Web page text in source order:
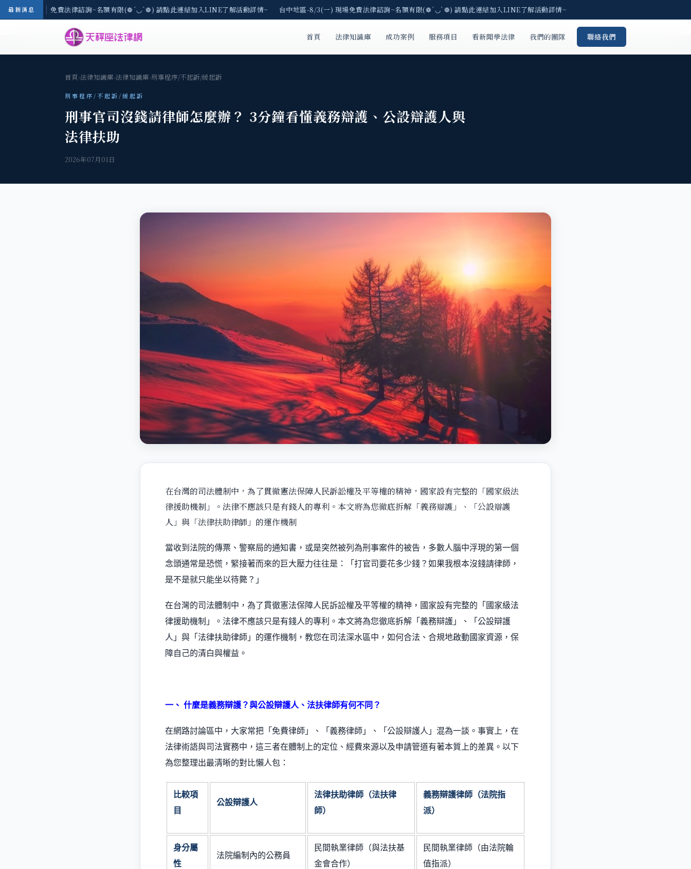
最新消息
3(一) 現場免費法律諮詢~名額有限(❁´◡`❁) 請點此連結加入LINE了解活動詳情~ 台中地區-8/3(一) 現場免費法律諮詢~名額有限(❁´◡`❁) 請點此連結加入LINE了解活動詳情~
首頁 法律知識庫 成功案例 服務項目 看新聞學法律 我們的團隊 聯絡我們
首頁›法律知識庫›法律知識庫›刑事程序/不起訴/緩起訴
刑事程序/不起訴/緩起訴
刑事官司沒錢請律師怎麼辦？ 3分鐘看懂義務辯護、公設辯護人與
法律扶助
2026年07月01日
在台灣的司法體制中，為了貫徹憲法保障人民訴訟權及平等權的精神，國家設有完整的「國家級法
律援助機制」。法律不應該只是有錢人的專利。本文將為您徹底拆解「義務辯護」、「公設辯護
人」與「法律扶助律師」的運作機制
當收到法院的傳票、警察局的通知書，或是突然被列為刑事案件的被告，多數人腦中浮現的第一個
念頭通常是恐慌，緊接著而來的巨大壓力往往是：「打官司要花多少錢？如果我根本沒錢請律師，
是不是就只能坐以待斃？」
在台灣的司法體制中，為了貫徹憲法保障人民訴訟權及平等權的精神，國家設有完整的「國家級法
律援助機制」。法律不應該只是有錢人的專利。本文將為您徹底拆解「義務辯護」、「公設辯護
人」與「法律扶助律師」的運作機制，教您在司法深水區中，如何合法、合規地啟動國家資源，保
障自己的清白與權益。
一、 什麼是義務辯護？與公設辯護人、法扶律師有何不同？
在網路討論區中，大家常把「免費律師」、「義務律師」、「公設辯護人」混為一談。事實上，在
法律術語與司法實務中，這三者在體制上的定位、經費來源以及申請管道有著本質上的差異。以下
為您整理出最清晰的對比懶人包：
比較項
目
公設辯護人
法律扶助律師（法扶律
師）
義務辯護律師（法院指
派）
身分屬
性
法院編制內的公務員
民間執業律師（與法扶基
金會合作）
民間執業律師（由法院輪
值指派）